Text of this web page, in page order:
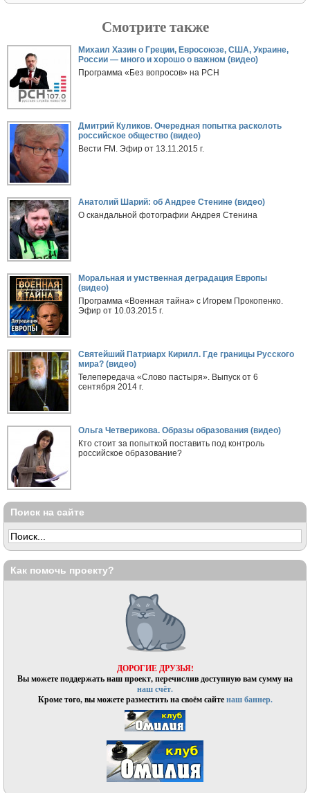
Смотрите также
Михаил Хазин о Греции, Евросоюзе, США, Украине,
России — много и хорошо о важном (видео)
Программа «Без вопросов» на РСН
Дмитрий Куликов. Очередная попытка расколоть
российское общество (видео)
Вести FM. Эфир от 13.11.2015 г.
Анатолий Шарий: об Андрее Стенине (видео)
О скандальной фотографии Андрея Стенина
Моральная и умственная деградация Европы
(видео)
Программа «Военная тайна» с Игорем Прокопенко.
Эфир от 10.03.2015 г.
Святейший Патриарх Кирилл. Где границы Русского
мира? (видео)
Телепередача «Слово пастыря». Выпуск от 6
сентября 2014 г.
Ольга Четверикова. Образы образования (видео)
Кто стоит за попыткой поставить под контроль
российское образование?
Поиск на сайте
Как помочь проекту?
ДОРОГИЕ ДРУЗЬЯ!
Вы можете поддержать наш проект, перечислив доступную вам сумму на
наш счёт.
Кроме того, вы можете разместить на своём сайтенаш баннер.